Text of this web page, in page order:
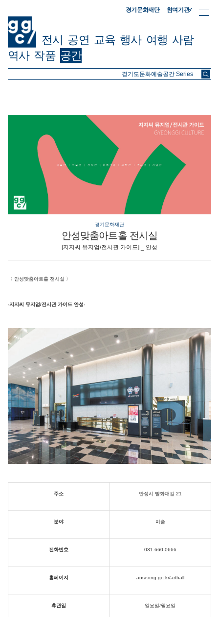
경기문화재단 참여기관/
전시 공연 교육 행사 여행 사람
역사 작품 공간
ggc/
경기문화재단
안성맞춤아트홀 전시실
[지지씨 뮤지엄/전시관 가이드] _ 안성
〈 안성맞춤아트홀 전시실 〉
-지지씨 뮤지엄/전시관 가이드 안성-
주소 안성시 발화대길 21
분야 미술
전화번호 031-660-0666
홈페이지 anseong.go.kr/arthall
휴관일 일요일/월요일